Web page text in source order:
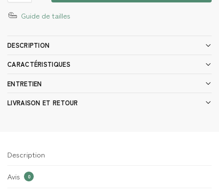
Guide de tailles
DESCRIPTION
CARACTÉRISTIQUES
ENTRETIEN
LIVRAISON ET RETOUR
Description
Avis 0